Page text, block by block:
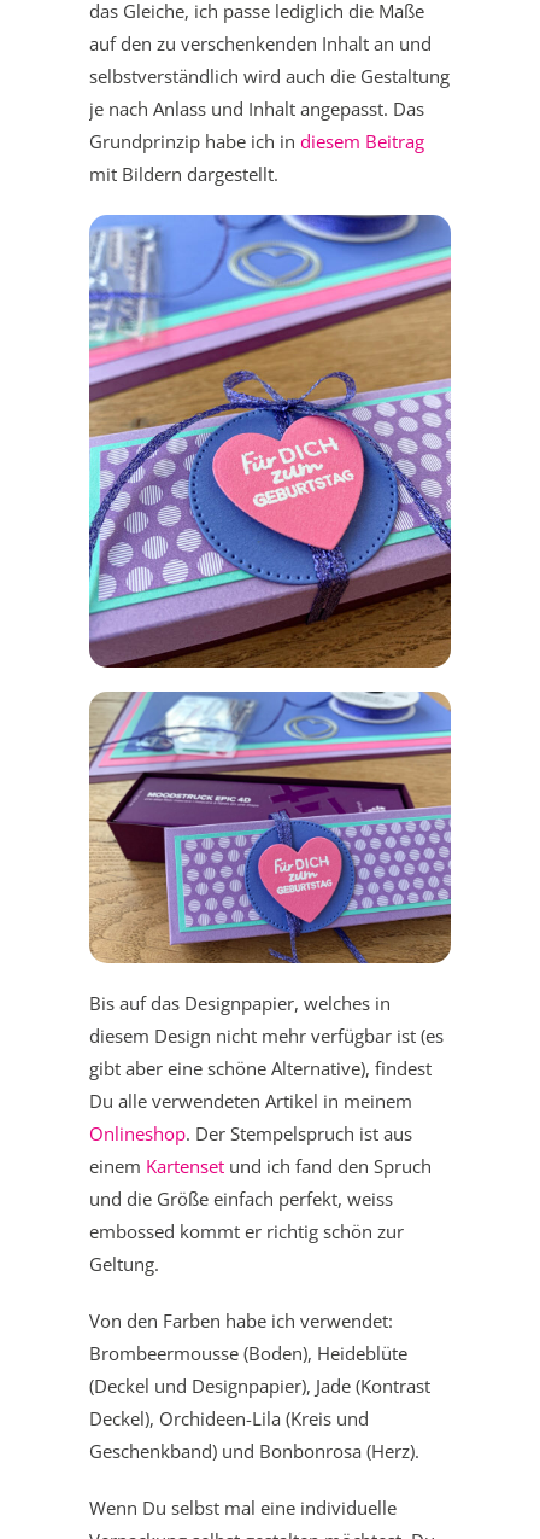
das Gleiche, ich passe lediglich die Maße
auf den zu verschenkenden Inhalt an und
selbstverständlich wird auch die Gestaltung
je nach Anlass und Inhalt angepasst. Das
Grundprinzip habe ich in diesem Beitrag
mit Bildern dargestellt.
Bis auf das Designpapier, welches in
diesem Design nicht mehr verfügbar ist (es
gibt aber eine schöne Alternative), findest
Du alle verwendeten Artikel in meinem
Onlineshop. Der Stempelspruch ist aus
einem Kartenset und ich fand den Spruch
und die Größe einfach perfekt, weiss
embossed kommt er richtig schön zur
Geltung.
Von den Farben habe ich verwendet:
Brombeermousse (Boden), Heideblüte
(Deckel und Designpapier), Jade (Kontrast
Deckel), Orchideen-Lila (Kreis und
Geschenkband) und Bonbonrosa (Herz).
Wenn Du selbst mal eine individuelle